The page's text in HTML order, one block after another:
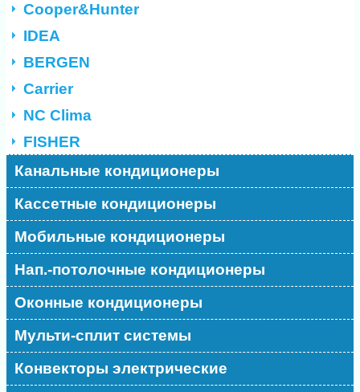
Cooper&Hunter
IDEA
BERGEN
Carrier
NC Clima
FISHER
Канальные кондиционеры
Кассетные кондиционеры
Мобильные кондиционеры
Нап.-потолочные кондиционеры
Оконные кондиционеры
Мульти-сплит системы
Конвекторы электрические